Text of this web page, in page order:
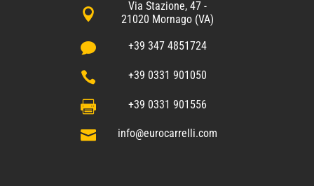

Via Stazione, 47 -
21020 Mornago (VA)
 +39 347 4851724
 +39 0331 901050
 +39 0331 901556
 info@eurocarrelli.com